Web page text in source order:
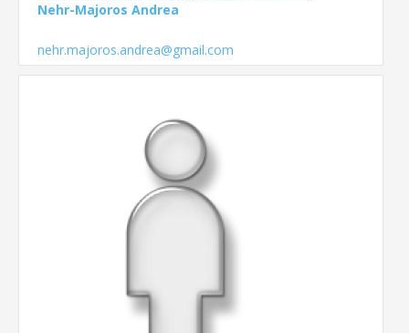
Nehr-Majoros Andrea
nehr.majoros.andrea@gmail.com